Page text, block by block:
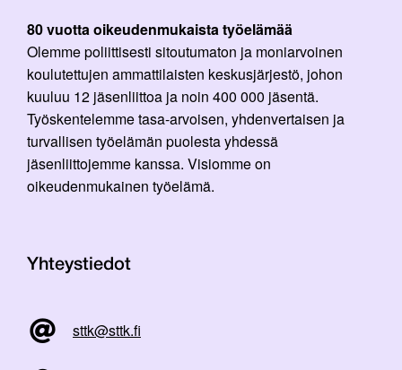
80 vuotta oikeudenmukaista työelämää
Olemme poliittisesti sitoutumaton ja moniarvoinen
koulutettujen ammattilaisten keskusjärjestö, johon
kuuluu 12 jäsenliittoa ja noin 400 000 jäsentä.
Työskentelemme tasa-arvoisen, yhdenvertaisen ja
turvallisen työelämän puolesta yhdessä
jäsenliittojemme kanssa. Visiomme on
oikeudenmukainen työelämä.
Yhteystiedot
sttk@sttk.fi